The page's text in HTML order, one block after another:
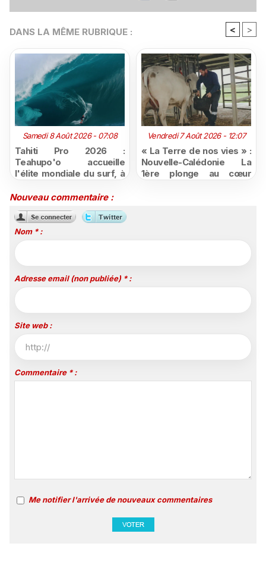
DANS LA MÊME RUBRIQUE : < >
Samedi 8 Août 2026 - 07:08
Tahiti Pro 2026 :
Teahupo'o accueille
l'élite mondiale du surf, à
Polynésie la 1ère
Vendredi 7 Août 2026 - 12:07
« La Terre de nos vies » :
Nouvelle-Calédonie La
1ère plonge au cœur
Nouveau commentaire :
Nom * :
Adresse email (non publiée) * :
Site web :
Commentaire * :
Me notifier l'arrivée de nouveaux commentaires